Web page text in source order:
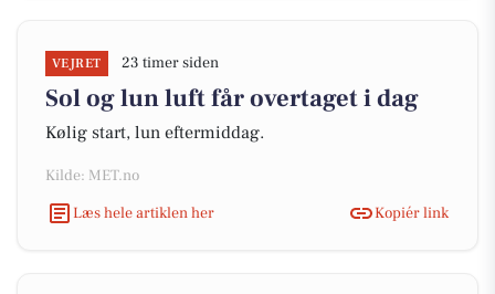
VEJRET 23 timer siden
Sol og lun luft får overtaget i dag
Kølig start, lun eftermiddag.
Kilde: MET.no
Læs hele artiklen her
Kopiér link